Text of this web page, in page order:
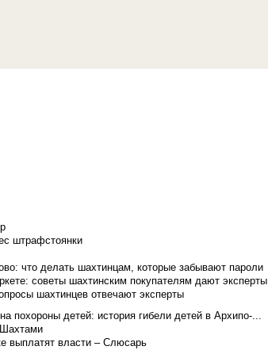
штрафстоянки
что делать шахтинцам, которые забывают пароли
советы шахтинским покупателям дают эксперты
шахтинцев отвечают эксперты
похороны детей: история гибели детей в Архипо-...
Шахтами
выплатят власти – Слюсарь